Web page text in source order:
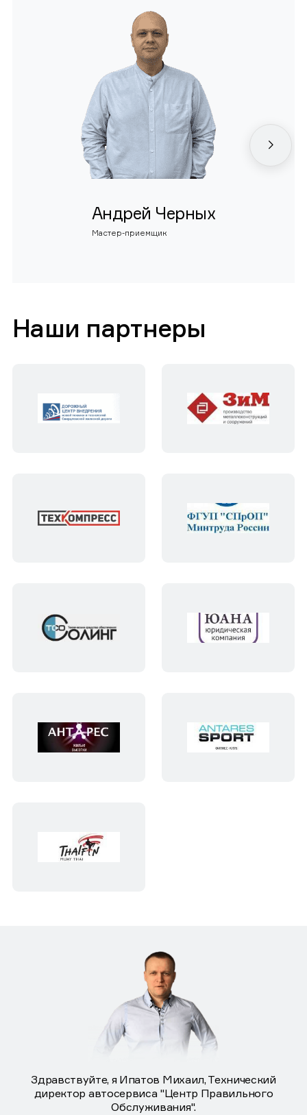
Андрей Черных
Мастер-приемщик
Наши партнеры
Здравствуйте, я Ипатов Михаил, Технический
директор автосервиса "Центр Правильного
Обслуживания".